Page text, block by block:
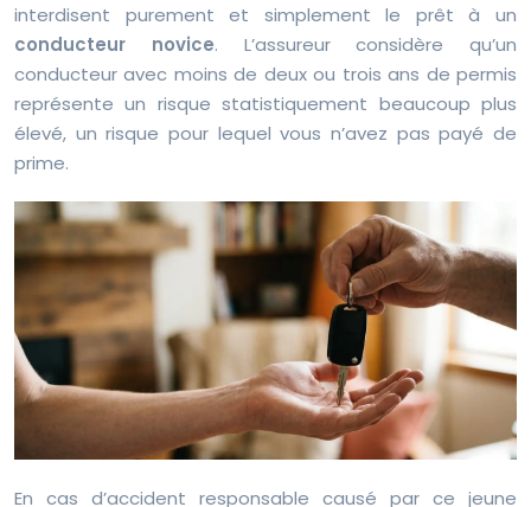
interdisent purement et simplement le prêt à un
conducteur novice. L’assureur considère qu’un
conducteur avec moins de deux ou trois ans de permis
représente un risque statistiquement beaucoup plus
élevé, un risque pour lequel vous n’avez pas payé de
prime.
En cas d’accident responsable causé par ce jeune